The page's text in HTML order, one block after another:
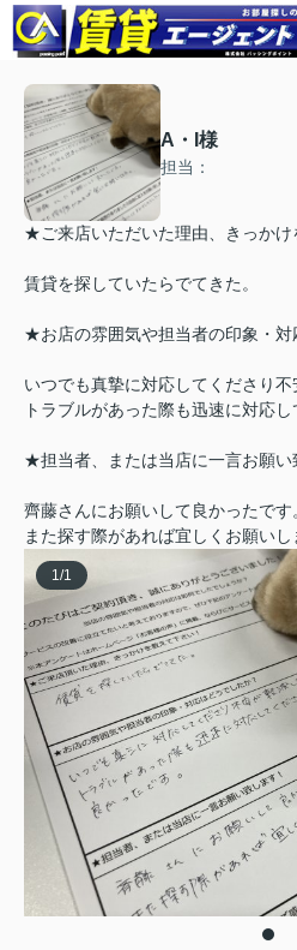
A・I様
担当：
★ご来店いただいた理由、きっかけ
賃貸を探していたらでてきた。
★お店の雰囲気や担当者の印象・対
いつでも真摯に対応してくださり不
トラブルがあった際も迅速に対応し
★担当者、または当店に一言お願い
齊藤さんにお願いして良かったです
また探す際があれば宜しくお願いし
1/1